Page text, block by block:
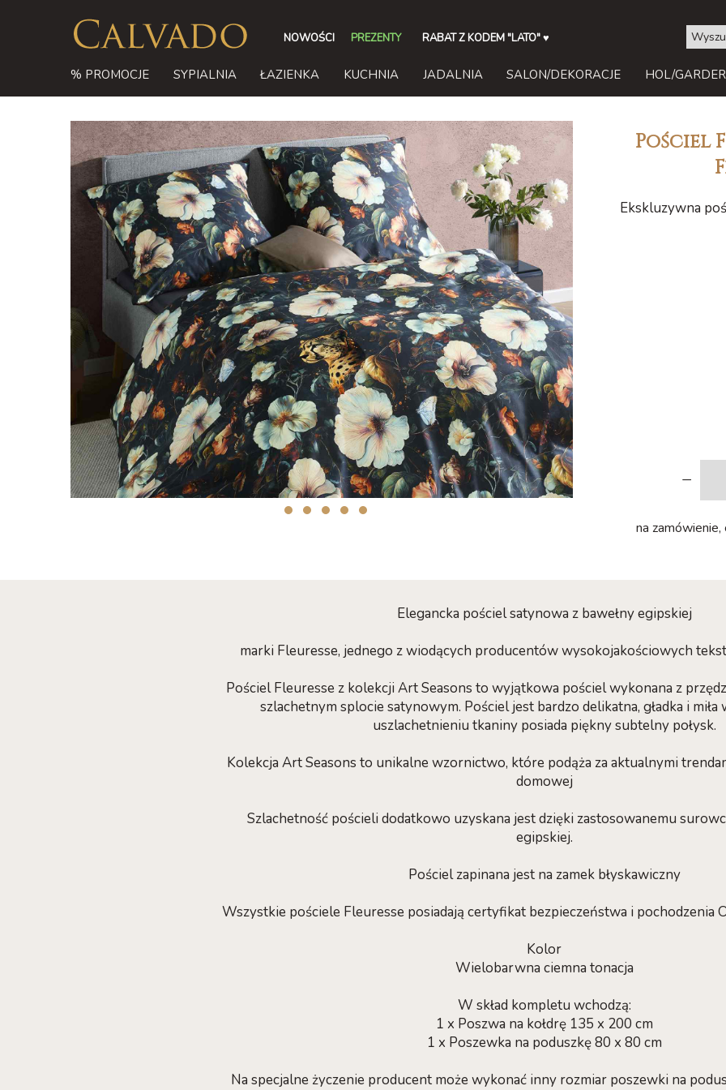
NOWOŚCI PREZENTY RABAT Z KODEM "LATO"♥
% PROMOCJE SYPIALNIA ŁAZIENKA KUCHNIA JADALNIA SALON/DEKORACJE HOL/
Pościel
Ekskluzywna
-
na
Elegancka pościel satynowa z bawełny egipskiej
marki Fleuresse, jednego z wiodących producentów wysokojakościowych
Pościel Fleuresse z kolekcji Art Seasons to wyjątkowa pościel wykonana z
szlachetnym splocie satynowym. Pościel jest bardzo delikatna, gładka i miła
uszlachetnieniu tkaniny posiada piękny subtelny połysk.
Kolekcja Art Seasons to unikalne wzornictwo, które podąża za aktualnymi
domowej
Szlachetność pościeli dodatkowo uzyskana jest dzięki zastosowanemu
egipskiej.
Pościel zapinana jest na zamek błyskawiczny
Wszystkie pościele Fleuresse posiadają certyfikat bezpieczeństwa i pochodzenia
Kolor
Wielobarwna ciemna tonacja
W skład kompletu wchodzą:
1 x Poszwa na kołdrę 135 x 200 cm
1 x Poszewka na poduszkę 80 x 80 cm
Na specjalne życzenie producent może wykonać inny rozmiar poszewki na